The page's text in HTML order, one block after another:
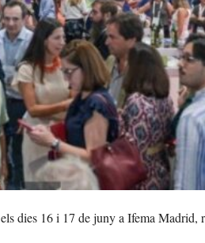
dies 16 i 17 de juny a Ifema Madrid,